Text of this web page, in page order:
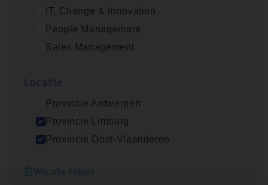
IT, Change & Innovation
People Management
Sales Management
Provincie Antwerpen
Provincie Limburg
Provincie Oost-Vlaanderen
Wis alle filters
Scha­de­be­heer­der verzekeringen
Lees onze verhalen
Meer dan collega’s: hoe Julie en Aurélie elkaar
versterken